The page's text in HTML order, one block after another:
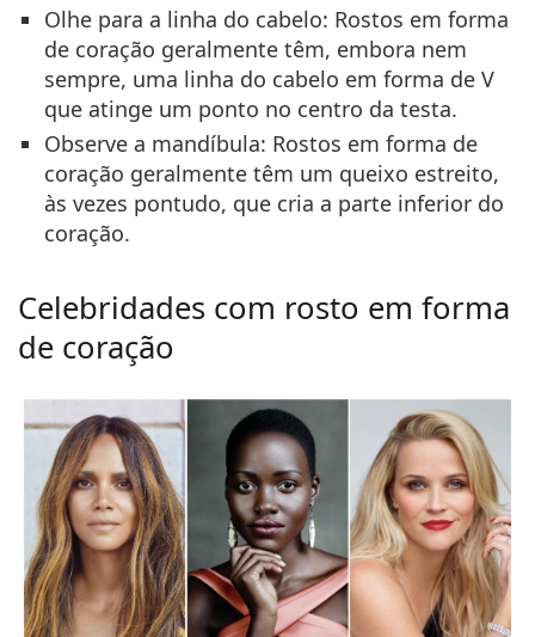
Olhe para a linha do cabelo: Rostos em forma
de coração geralmente têm, embora nem
sempre, uma linha do cabelo em forma de V
que atinge um ponto no centro da testa.
Observe a mandíbula: Rostos em forma de
coração geralmente têm um queixo estreito,
às vezes pontudo, que cria a parte inferior do
coração.
Celebridades com rosto em forma
de coração